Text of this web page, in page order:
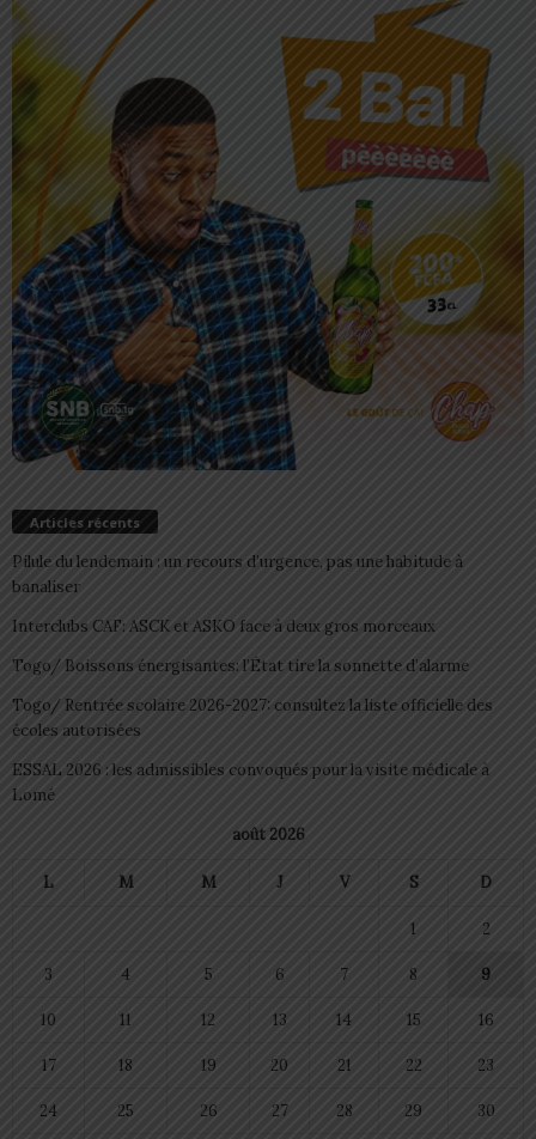
Articles récents
Pilule du lendemain : un recours d’urgence, pas une habitude à
banaliser
Interclubs CAF: ASCK et ASKO face à deux gros morceaux
Togo/ Boissons énergisantes: l’État tire la sonnette d’alarme
Togo/ Rentrée scolaire 2026-2027: consultez la liste officielle des
écoles autorisées
ESSAL 2026 : les admissibles convoqués pour la visite médicale à
Lomé
août 2026
L M M J V S D
1 2
3 4 5 6 7 8 9
10 11 12 13 14 15 16
17 18 19 20 21 22 23
24 25 26 27 28 29 30